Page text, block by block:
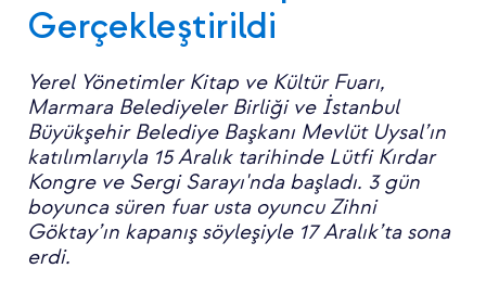
Gerçekleştirildi
Yerel Yönetimler Kitap ve Kültür Fuarı,
Marmara Belediyeler Birliği ve İstanbul
Büyükşehir Belediye Başkanı Mevlüt Uysal’ın
katılımlarıyla 15 Aralık tarihinde Lütfi Kırdar
Kongre ve Sergi Sarayı'nda başladı. 3 gün
boyunca süren fuar usta oyuncu Zihni
Göktay’ın kapanış söyleşiyle 17 Aralık’ta sona
erdi.